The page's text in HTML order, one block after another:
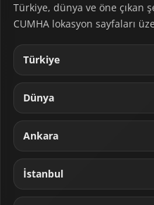
Türkiye, dünya ve öne çıkan
CUMHA lokasyon sayfaları
Türkiye
Dünya
Ankara
İstanbul